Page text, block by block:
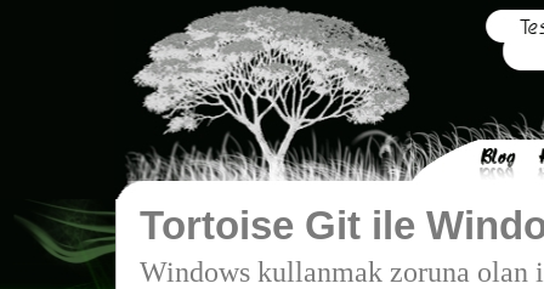
Tortoise Git ile
Windows kullanmak zoruna olan